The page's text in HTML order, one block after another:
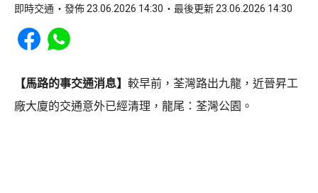
即時交通 發佈 23.06.2026 14:30 最後更新 23.06.2026 14:30
Share to Facebook
Share to WhatsApp
【馬路的事交通消息】 較早前，荃灣路出九龍，近晉昇工
廠大廈的交通意外已經清理，龍尾：荃灣公園。